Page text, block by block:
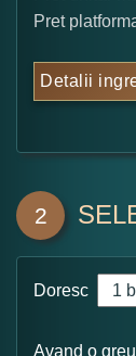
Pret
Detalii
2
Doresc
Avand o